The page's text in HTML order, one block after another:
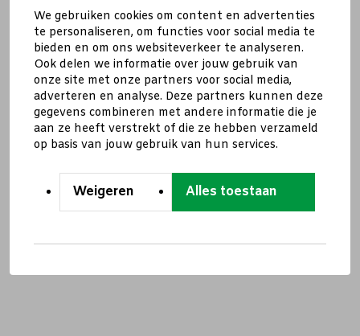
We gebruiken cookies om content en advertenties
te personaliseren, om functies voor social media te
bieden en om ons websiteverkeer te analyseren.
Ook delen we informatie over jouw gebruik van
onze site met onze partners voor social media,
adverteren en analyse. Deze partners kunnen deze
gegevens combineren met andere informatie die je
aan ze heeft verstrekt of die ze hebben verzameld
op basis van jouw gebruik van hun services.
Weigeren Alles toestaan